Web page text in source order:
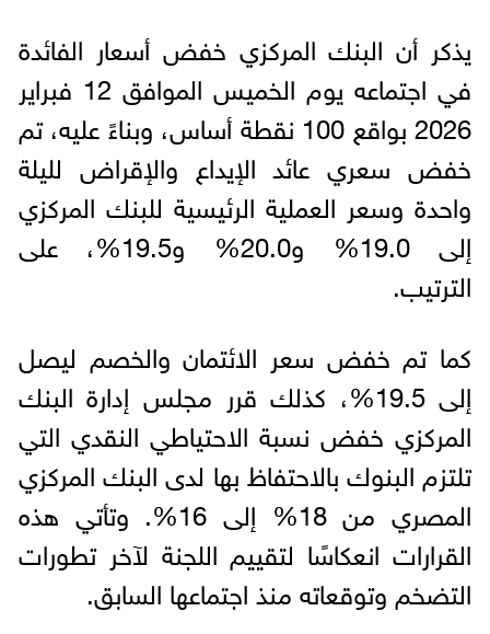
يذكر أن البنك المركزي خفض أسعار الفائدة
في اجتماعه يوم الخميس الموافق 12 فبراير
2026 بواقع 100 نقطة أساس، وبناءً عليه، تم
خفض سعري عائد الإيداع والإقراض لليلة
واحدة وسعر العملية الرئيسية للبنك المركزي
إلى 19.0% و20.0% و19.5%، على
الترتيب.
كما تم خفض سعر الائتمان والخصم ليصل
إلى 19.5%، كذلك قرر مجلس إدارة البنك
المركزي خفض نسبة الاحتياطي النقدي التي
تلتزم البنوك بالاحتفاظ بها لدى البنك المركزي
المصري من 18% إلى 16%. وتأتي هذه
القرارات انعكاسًا لتقييم اللجنة لآخر تطورات
التضخم وتوقعاته منذ اجتماعها السابق.